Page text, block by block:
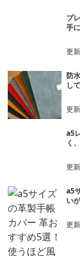
プ
手
更
防
し
更
a5
く
更
a5
い
更